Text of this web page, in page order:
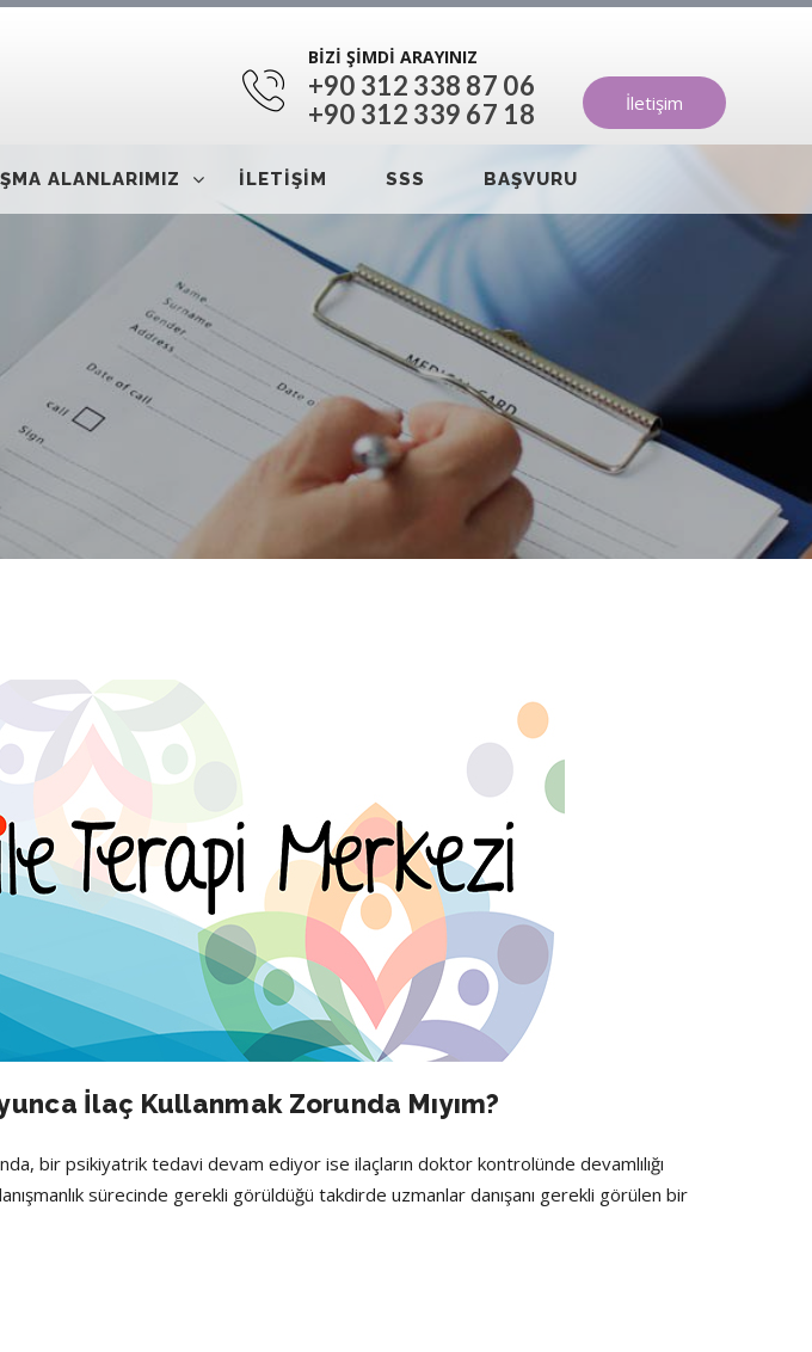
BİZİ ŞİMDİ ARAYINIZ
+90 312 338 87 06
+90 312 339 67 18
İletişim
ALANLARIMIZ İLETİŞİM SSS BAŞVURU
İlaç Kullanmak Zorunda Mıyım?
bir psikiyatrik tedavi devam ediyor ise ilaçların doktor kontrolünde devamlılığı
sürecinde gerekli görüldüğü takdirde uzmanlar danışanı gerekli görülen bir